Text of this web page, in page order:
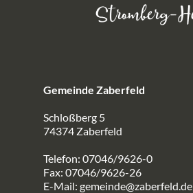
Gemeinde Zaberfeld
Schloßberg 5
74374 Zaberfeld
Telefon: 07046/9626-0
Fax: 07046/9626-26
E-Mail: gemeinde@zaberfeld.de